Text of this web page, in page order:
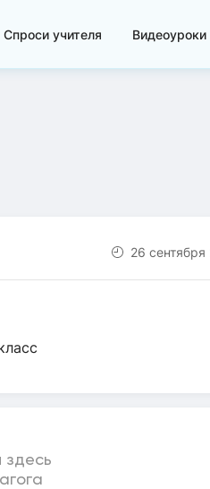
Спроси учителя Видеоуроки
26 сентября